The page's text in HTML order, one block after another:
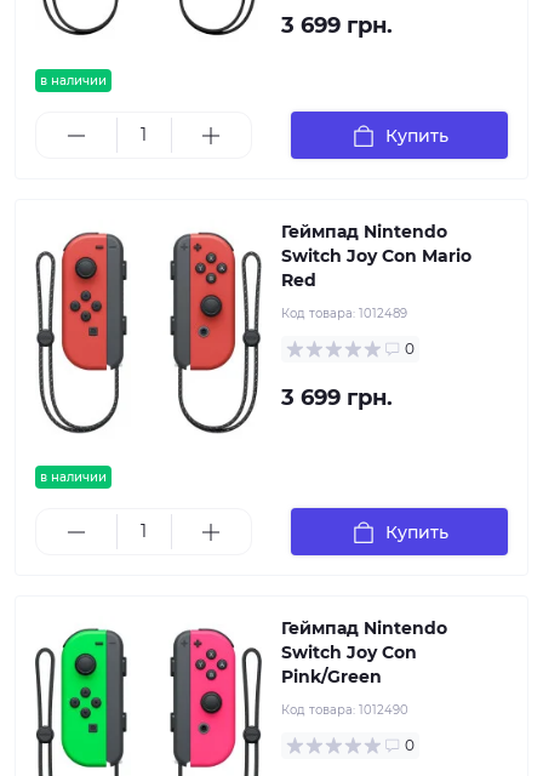
в наличии
3 699 грн.
Купить
в наличии
Геймпад Nintendo
Switch Joy Con Mario
Red
Код товара: 1012489
0
3 699 грн.
Купить
Геймпад Nintendo
Switch Joy Con
Pink/Green
Код товара: 1012490
0